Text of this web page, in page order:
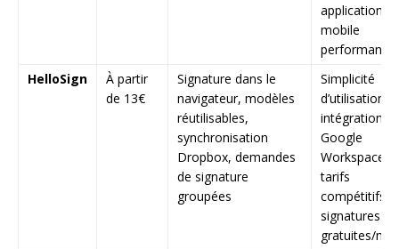
application
mobile
performante
HelloSign
À partir
de 13€
Signature dans le
navigateur, modèles
réutilisables,
synchronisation
Dropbox, demandes
de signature
groupées
Simplicité
d’utilisation,
intégration
Google
Workspace,
tarifs
compétitifs, 3
signatures
gratuites/